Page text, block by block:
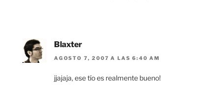
Blaxter
AGOSTO 7, 2007 A LAS 6:40 AM
jjajaja, ese tío es realmente bueno!